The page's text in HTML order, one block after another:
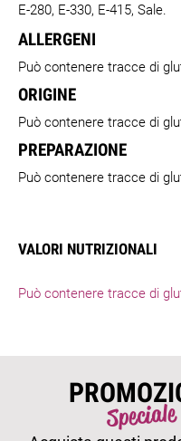
E-280, E-330, E-415, Sale.
ALLERGENI
Può contenere tracce di
ORIGINE
Può contenere tracce di
PREPARAZIONE
Può contenere tracce di
VALORI NUTRIZIONALI
Può contenere tracce di
Speciale